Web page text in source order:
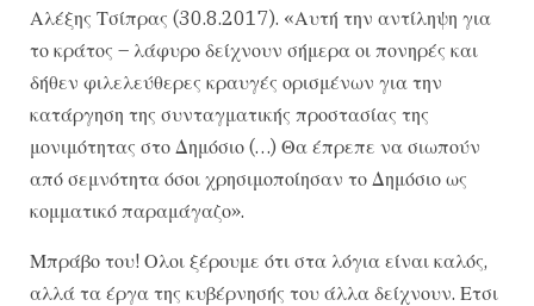
Αλέξης Τσίπρας (30.8.2017). «Αυτή την αντίληψη για
το κράτος – λάφυρο δείχνουν σήμερα οι πονηρές και
δήθεν φιλελεύθερες κραυγές ορισμένων για την
κατάργηση της συνταγματικής προστασίας της
μονιμότητας στο Δημόσιο (…) Θα έπρεπε να σιωπούν
από σεμνότητα όσοι χρησιμοποίησαν το Δημόσιο ως
κομματικό παραμάγαζο».
Μπράβο του! Ολοι ξέρουμε ότι στα λόγια είναι καλός,
αλλά τα έργα της κυβέρνησής του άλλα δείχνουν. Ετσι